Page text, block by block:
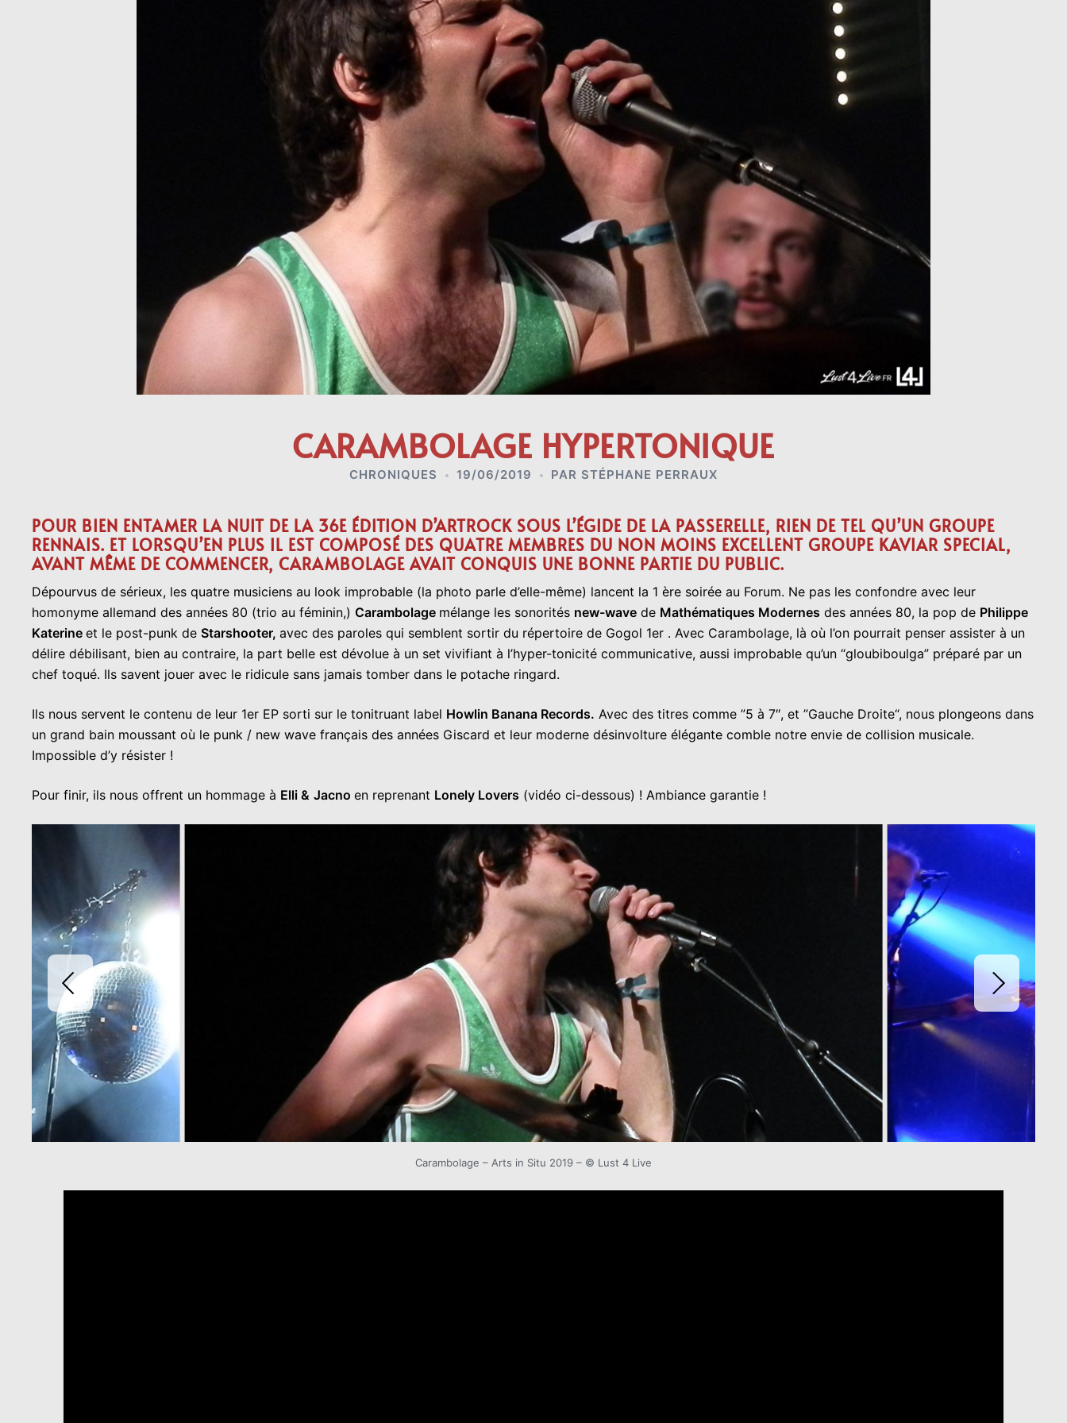
CARAMBOLAGE HYPERTONIQUE
CHRONIQUES 19/06/2019 PAR STÉPHANE PERRAUX
POUR BIEN ENTAMER LA NUIT DE LA 36E ÉDITION D’ARTROCK SOUS L’ÉGIDE DE LA PASSERELLE, RIEN DE TEL QU’UN GROUPE
RENNAIS. ET LORSQU’EN PLUS IL EST COMPOSÉ DES QUATRE MEMBRES DU NON MOINS EXCELLENT GROUPE KAVIAR SPECIAL,
AVANT MÊME DE COMMENCER, CARAMBOLAGE AVAIT CONQUIS UNE BONNE PARTIE DU PUBLIC.
Dépourvus de sérieux, les quatre musiciens au look improbable (la photo parle d’elle-même) lancent la 1 ère soirée au Forum. Ne pas les confondre avec leur
homonyme allemand des années 80 (trio au féminin,) Carambolage mélange les sonorités new-wave de Mathématiques Modernes des années 80, la pop de Philippe
Katerine et le post-punk de Starshooter, avec des paroles qui semblent sortir du répertoire de Gogol 1er . Avec Carambolage, là où l’on pourrait penser assister à un
délire débilisant, bien au contraire, la part belle est dévolue à un set vivifiant à l’hyper-tonicité communicative, aussi improbable qu’un “gloubiboulga” préparé par un
chef toqué. Ils savent jouer avec le ridicule sans jamais tomber dans le potache ringard.
Ils nous servent le contenu de leur 1er EP sorti sur le tonitruant label Howlin Banana Records. Avec des titres comme ”5 à 7″, et ”Gauche Droite“, nous plongeons dans
un grand bain moussant où le punk / new wave français des années Giscard et leur moderne désinvolture élégante comble notre envie de collision musicale.
Impossible d’y résister !
Pour finir, ils nous offrent un hommage à Elli & Jacno en reprenant Lonely Lovers (vidéo ci-dessous) ! Ambiance garantie !
Carambolage – Arts in Situ 2019 – © Lust 4 Live